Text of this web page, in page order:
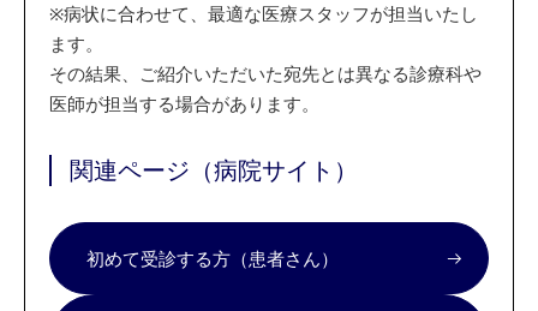
※病状に合わせて、最適な医療スタッフが担当いたし
ます。
その結果、ご紹介いただいた宛先とは異なる診療科や
医師が担当する場合があります。
関連ページ（病院サイト）
初めて受診する方（患者さん）